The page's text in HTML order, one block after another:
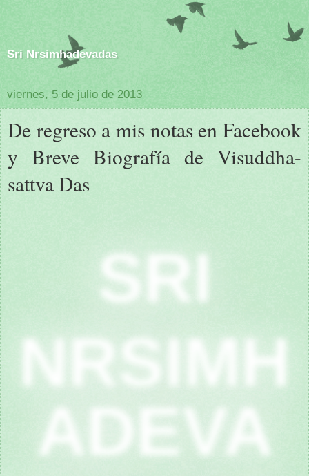
Sri Nrsimhadevadas
viernes, 5 de julio de 2013
De regreso a mis notas en Facebook
y Breve Biografía de Visuddha-
sattva Das
SRI
NRSIMH
ADEVA